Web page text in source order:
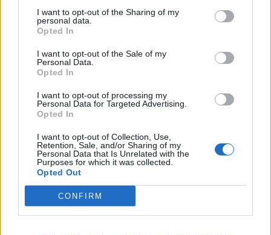
I want to opt-out of the Sharing of my
personal data.
Opted In
I want to opt-out of the Sale of my
Personal Data.
Opted In
I want to opt-out of processing my
Personal Data for Targeted Advertising.
Opted In
I want to opt-out of Collection, Use,
Retention, Sale, and/or Sharing of my
Personal Data that Is Unrelated with the
Purposes for which it was collected.
Opted Out
CONFIRM
Παραλύει η χώρα από τη 24ωρη απεργία
ΓΣΕΕ και ΑΔΕΔΥ ενάντια στο νέο εργασιακό
01.10.25
Δημόσιοι υπάλληλοι, γιατροί, εκπαιδευτικοί, δικαστικοί
υπάλληλοι, ταξιτζήδες και ναυτεργάτες συμμετέχουν στη
σημερινή πανελλαδική κινητοποίηση, που μπλοκάρει
μεταφορές και υπηρεσίες. Στο επίκεντρο των